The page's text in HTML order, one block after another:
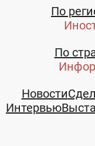
По
По
Новости
Интервью